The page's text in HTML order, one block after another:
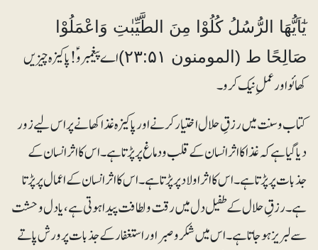
یٰٓاَیُّھَا الرُّسُلُ کُلُوْا مِنَ الطَّیِّبٰتِ وَاعْمَلُوْا
صَالِحًا ط (المومنون ۲۳:۵۱)
اے پیغمبرو ؑ! پاکیزہ چیزیں
کھائو اور عملِ نیک کرو۔
کتاب و سنت میں رزقِ حلال اختیار کرنے اور پاکیزہ غذا کھانے پر اس لیے زور
دیا گیا ہے کہ غذا کا اثر انسان کے قلب و دماغ پر پڑتا ہے۔ اس کا اثر انسان کے
جذبات پر پڑتا ہے۔ اس کا اثر اولاد پرپڑتا ہے۔ اس کا اثر انسان کے اعمال پر پڑتا
ہے۔ رزقِ حلال کے طفیل دل میں رقت و لطافت پیدا ہوتی ہے، یا دل وحشت
سے لبریز ہوجاتا ہے۔ اس میں شکروصبر اور استغفار کے جذبات پرورش پاتے